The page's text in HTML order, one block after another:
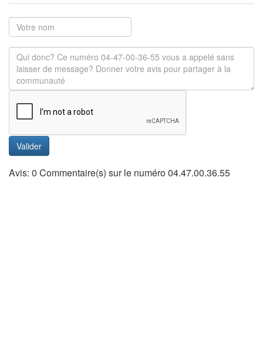
Valider
Avis: 0 Commentaire(s) sur le numéro 04.47.00.36.55